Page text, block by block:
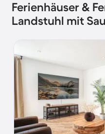
Ferienhäuser &
Landstuhl mit